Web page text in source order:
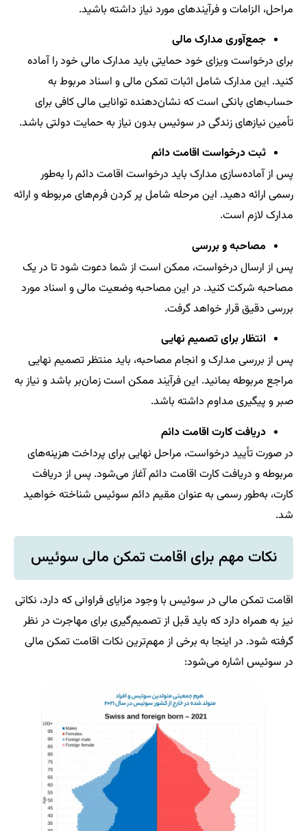
مراحل، الزامات و فرآیندهای مورد نیاز داشته باشید.
جمع‌آوری مدارک مالی
برای درخواست ویزای خود حمایتی باید مدارک مالی خود را آماده
کنید. این مدارک شامل اثبات تمکن مالی و اسناد مربوط به
حساب‌های بانکی است که نشان‌دهنده توانایی مالی کافی برای
تأمین نیازهای زندگی در سوئیس بدون نیاز به حمایت دولتی باشد.
ثبت درخواست اقامت دائم
پس از آماده‌سازی مدارک باید درخواست اقامت دائم را به‌طور
رسمی ارائه دهید. این مرحله شامل پر کردن فرم‌های مربوطه و ارائه
مدارک لازم است.
مصاحبه و بررسی
پس از ارسال درخواست، ممکن است از شما دعوت شود تا در یک
مصاحبه شرکت کنید. در این مصاحبه وضعیت مالی و اسناد مورد
بررسی دقیق قرار خواهد گرفت.
انتظار برای تصمیم نهایی
پس از بررسی مدارک و انجام مصاحبه، باید منتظر تصمیم نهایی
مراجع مربوطه بمانید. این فرآیند ممکن است زمان‌بر باشد و نیاز به
صبر و پیگیری مداوم داشته باشد.
دریافت کارت اقامت دائم
در صورت تأیید درخواست، مراحل نهایی برای پرداخت هزینه‌های
مربوطه و دریافت کارت اقامت دائم آغاز می‌شود. پس از دریافت
کارت، به‌طور رسمی به عنوان مقیم دائم سوئیس شناخته خواهید
شد.
نکات مهم برای اقامت تمکن مالی سوئیس
اقامت تمکن مالی در سوئیس با وجود مزایای فراوانی که دارد، نکاتی
نیز به همراه دارد که باید قبل از تصمیم‌گیری برای مهاجرت در نظر
گرفته شود. در اینجا به برخی از مهم‌ترین نکات اقامت تمکن مالی
در سوئیس اشاره می‌شود: